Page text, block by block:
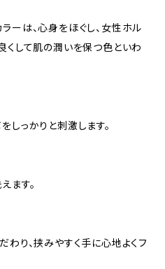
ーは、心身をほぐし、女性ホル
くして肌の潤いを保つ色といわ
しっかりと刺激します。
ます。
わり、挟みやすく手に心地よくフ